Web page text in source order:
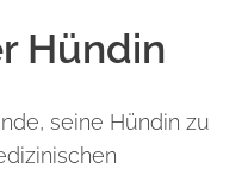
Hündin
seine Hündin zu